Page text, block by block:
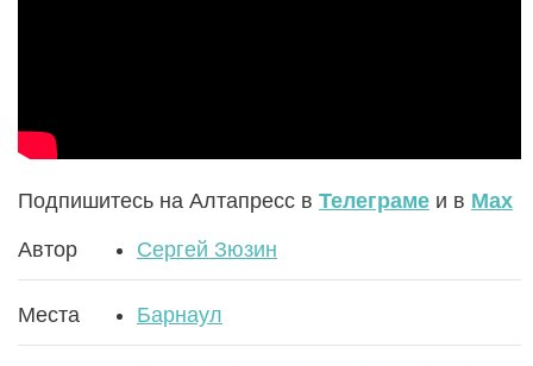
Подпишитесь на Алтапресс в Телеграме и в Max
Автор Сергей Зюзин
Места Барнаул